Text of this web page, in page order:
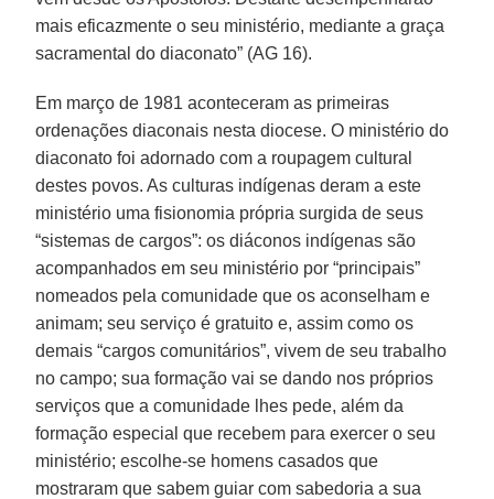
mais eficazmente o seu ministério, mediante a graça
sacramental do diaconato” (AG 16).
Em março de 1981 aconteceram as primeiras
ordenações diaconais nesta diocese. O ministério do
diaconato foi adornado com a roupagem cultural
destes povos. As culturas indígenas deram a este
ministério uma fisionomia própria surgida de seus
“sistemas de cargos”: os diáconos indígenas são
acompanhados em seu ministério por “principais”
nomeados pela comunidade que os aconselham e
animam; seu serviço é gratuito e, assim como os
demais “cargos comunitários”, vivem de seu trabalho
no campo; sua formação vai se dando nos próprios
serviços que a comunidade lhes pede, além da
formação especial que recebem para exercer o seu
ministério; escolhe-se homens casados que
mostraram que sabem guiar com sabedoria a sua